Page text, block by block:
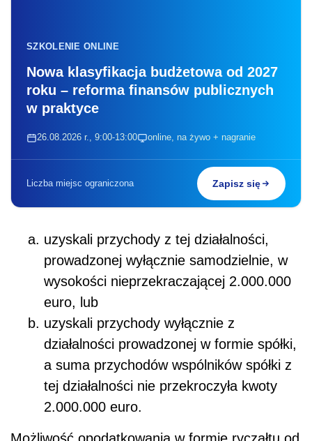
SZKOLENIE ONLINE
Nowa klasyfikacja budżetowa od 2027
roku – reforma finansów publicznych
w praktyce
26.08.2026 r., 9:00-13:00 online, na żywo + nagranie
Liczba miejsc ograniczona Zapisz się
uzyskali przychody z tej działalności,
prowadzonej wyłącznie samodzielnie, w
wysokości nieprzekraczającej 2.000.000
euro, lub
uzyskali przychody wyłącznie z
działalności prowadzonej w formie spółki,
a suma przychodów wspólników spółki z
tej działalności nie przekroczyła kwoty
2.000.000 euro.